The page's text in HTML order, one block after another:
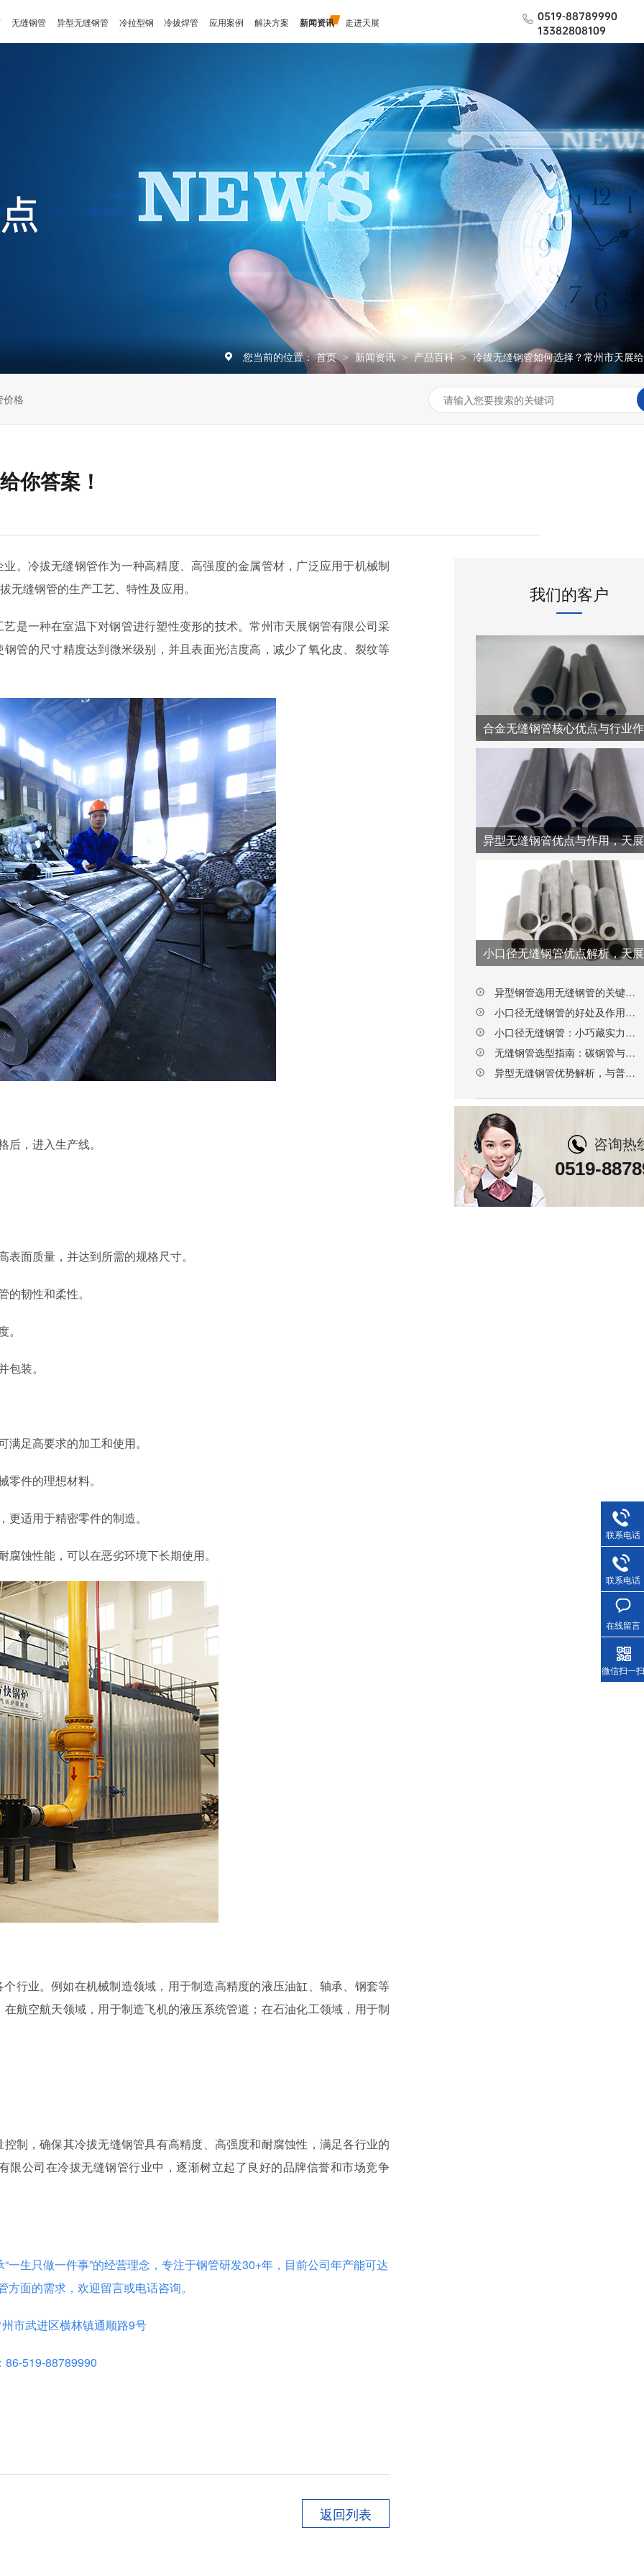
无缝钢管 异型无缝钢管 冷拉型钢 冷拔焊管 应用案例 解决方案 新闻资讯 走进天展
0519-88789990
13382808109
您当前的位置： 首页 > 新闻资讯 > 产品百科 > 冷拔无缝钢管如何选择？常州市天展
价格
你答案！
业。冷拔无缝钢管作为一种高精度、高强度的金属管材，广泛应用于机械制
缝钢管的生产工艺、特性及应用。
是一种在室温下对钢管进行塑性变形的技术。常州市天展钢管有限公司采
管的尺寸精度达到微米级别，并且表面光洁度高，减少了氧化皮、裂纹等
，进入生产线。
面质量，并达到所需的规格尺寸。
韧性和柔性。
装。
足高要求的加工和使用。
件的理想材料。
适用于精密零件的制造。
蚀性能，可以在恶劣环境下长期使用。
行业。例如在机械制造领域，用于制造高精度的液压油缸、轴承、钢套等
航空航天领域，用于制造飞机的液压系统管道；在石油化工领域，用于制
制，确保其冷拔无缝钢管具有高精度、高强度和耐腐蚀性，满足各行业的
公司在冷拔无缝钢管行业中，逐渐树立起了良好的品牌信誉和市场竞争
生只做一件事”的经营理念，专注于钢管研发30+年，目前公司年产能可达
面的需求，欢迎留言或电话咨询。
市武进区横林镇通顺路9号
86-519-88789990
返回列表
我们的客户
异型钢管选用无缝钢管的关键要点，选对厂家更省心
小口径无缝钢管的好处及作用，天展钢管赋能多行业升级
小口径无缝钢管：小巧藏实力，这些核心优势不可替代
无缝钢管选型指南：碳钢管与合金钢管的区别及科学选择
异型无缝钢管优势解析，与普通钢管的核心差异
咨询热
0519-
联系电话
联系电话
在线留言
微信扫一扫